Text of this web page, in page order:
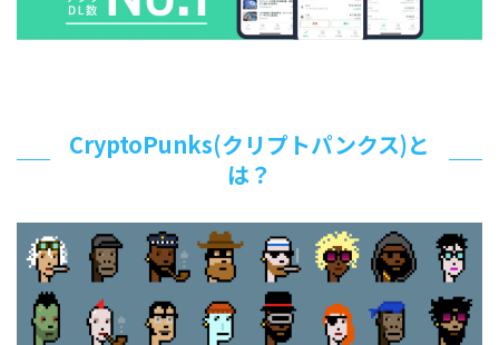
CryptoPunks(クリプトパンクス)と
は？